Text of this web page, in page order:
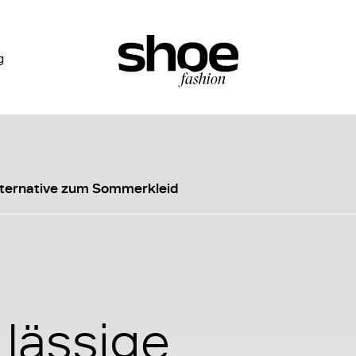
zum Sommerkleid